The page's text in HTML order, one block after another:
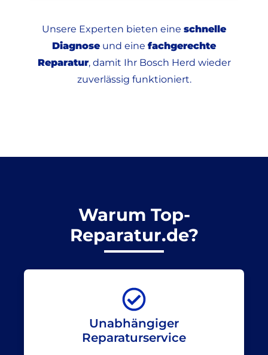
Unsere Experten bieten eine schnelle
Diagnose und eine fachgerechte
Reparatur, damit Ihr Bosch Herd wieder
zuverlässig funktioniert.
Warum Top-
Reparatur.de?
Unabhängiger
Reparaturservice